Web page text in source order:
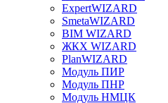
ExpertWIZARD
SmetaWIZARD
BIM WIZARD
ЖКХ WIZARD
PlanWIZARD
Модуль ПИР
Модуль ПНР
Модуль НМЦК